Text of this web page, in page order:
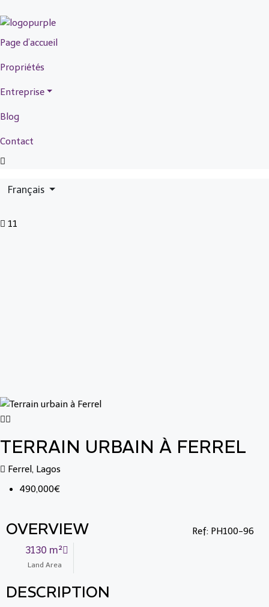
Page d’accueil
Propriétés
Entreprise
Blog
Contact
Français
11
TERRAIN URBAIN À FERREL
Ferrel, Lagos
490,000€
OVERVIEW Ref: PH100-96
3130 m²
Land Area
DESCRIPTION